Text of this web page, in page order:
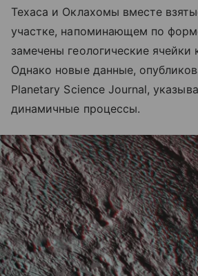
Техаса и Оклахомы вместе
участке, напоминающем по
замечены геологические ячейки
Однако новые данные,
Planetary Science Journal,
динамичные процессы.